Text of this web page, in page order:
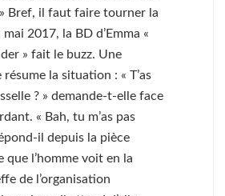
» Bref, il faut faire tourner la
2017, la BD d’Emma «
» fait le buzz. Une
la situation : « T’as
? » demande-t-elle face
« Bah, tu m’as pas
il depuis la pièce
que l’homme voit en la
de l’organisation